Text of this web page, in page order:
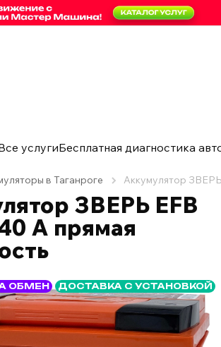
услугиБесплатная диагностика
в Таганроге Аккумулятор
ЗВЕРЬ EFB
А прямая
ОБМЕН ДОСТАВКА С УСТАНОВКОЙ